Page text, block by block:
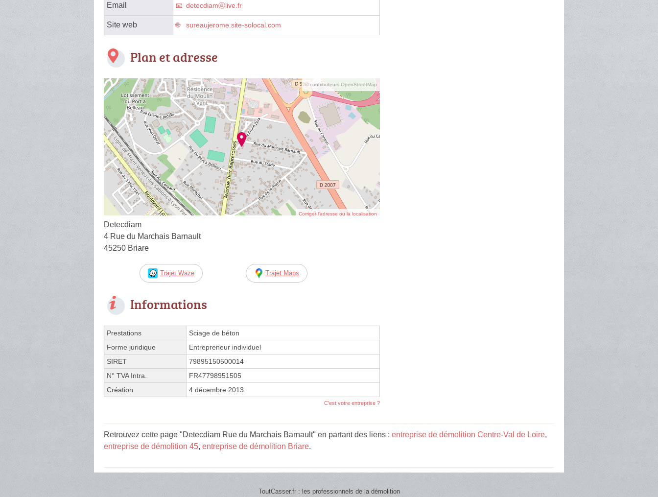
Email detecdiamⓐlive.fr
Site web sureaujerome.site-solocal.com
Plan et adresse
© contributeurs OpenStreetMap
Corriger l’adresse ou la localisation
Detecdiam
4 Rue du Marchais Barnault
45250 Briare
Trajet Waze Trajet Maps
Informations
Prestations
Sciage de béton
Forme juridique
Entrepreneur individuel
SIRET
79895150500014
N° TVA Intra.
FR47798951505
Création
4 décembre 2013
C'est votre entreprise ?
Retrouvez cette page "Detecdiam Rue du Marchais Barnault" en partant des liens : entreprise de démolition Centre-Val de Loire,
entreprise de démolition 45, entreprise de démolition Briare.
ToutCasser.fr : les professionnels de la démolition